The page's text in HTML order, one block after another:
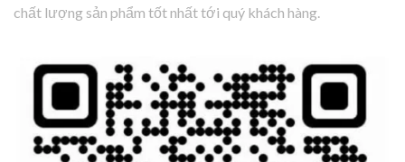
chất lượng sản phẩm tốt nhất tới quý khách hàng.